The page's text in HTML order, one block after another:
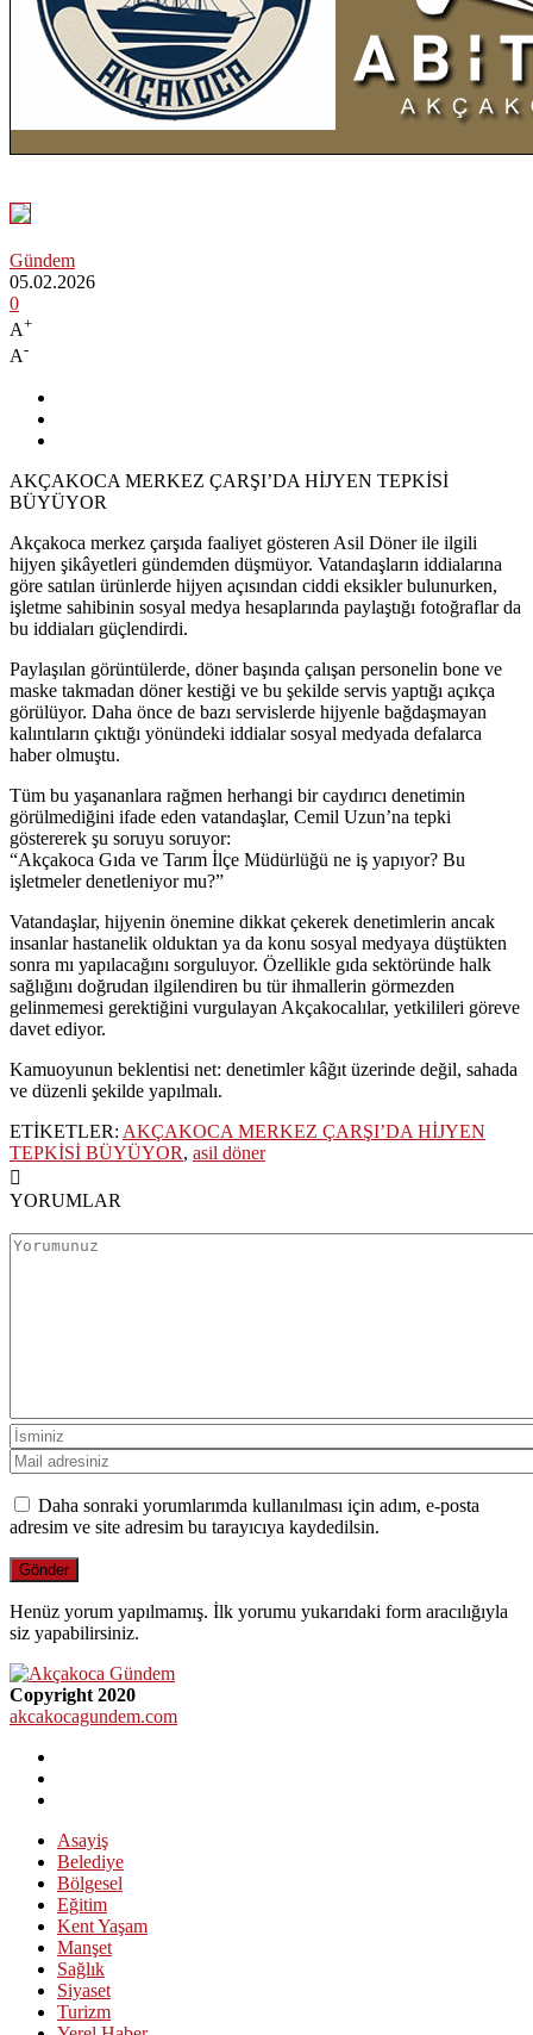
Gündem
05.02.2026
0
A+
A-
AKÇAKOCA MERKEZ ÇARŞI’DA HİJYEN TEPKİSİ
BÜYÜYOR
Akçakoca merkez çarşıda faaliyet gösteren Asil Döner ile ilgili
hijyen şikâyetleri gündemden düşmüyor. Vatandaşların iddialarına
göre satılan ürünlerde hijyen açısından ciddi eksikler bulunurken,
işletme sahibinin sosyal medya hesaplarında paylaştığı fotoğraflar da
bu iddiaları güçlendirdi.
Paylaşılan görüntülerde, döner başında çalışan personelin bone ve
maske takmadan döner kestiği ve bu şekilde servis yaptığı açıkça
görülüyor. Daha önce de bazı servislerde hijyenle bağdaşmayan
kalıntıların çıktığı yönündeki iddialar sosyal medyada defalarca
haber olmuştu.
Tüm bu yaşananlara rağmen herhangi bir caydırıcı denetimin
görülmediğini ifade eden vatandaşlar, Cemil Uzun’na tepki
göstererek şu soruyu soruyor:
“Akçakoca Gıda ve Tarım İlçe Müdürlüğü ne iş yapıyor? Bu
işletmeler denetleniyor mu?”
Vatandaşlar, hijyenin önemine dikkat çekerek denetimlerin ancak
insanlar hastanelik olduktan ya da konu sosyal medyaya düştükten
sonra mı yapılacağını sorguluyor. Özellikle gıda sektöründe halk
sağlığını doğrudan ilgilendiren bu tür ihmallerin görmezden
gelinmemesi gerektiğini vurgulayan Akçakocalılar, yetkilileri göreve
davet ediyor.
Kamuoyunun beklentisi net: denetimler kâğıt üzerinde değil, sahada
ve düzenli şekilde yapılmalı.
ETİKETLER: AKÇAKOCA MERKEZ ÇARŞI’DA HİJYEN
TEPKİSİ BÜYÜYOR, asil döner
YORUMLAR
Daha sonraki yorumlarımda kullanılması için adım, e-posta
adresim ve site adresim bu tarayıcıya kaydedilsin.
Henüz yorum yapılmamış. İlk yorumu yukarıdaki form aracılığıyla
siz yapabilirsiniz.
Copyright 2020
akcakocagundem.com
Asayiş
Belediye
Bölgesel
Eğitim
Kent Yaşam
Manşet
Sağlık
Siyaset
Turizm